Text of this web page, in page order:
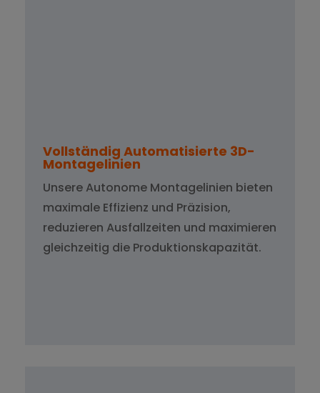
Vollständig Automatisierte 3D-
Montagelinien
Unsere Autonome Montagelinien bieten
maximale Effizienz und Präzision,
reduzieren Ausfallzeiten und maximieren
gleichzeitig die Produktionskapazität.